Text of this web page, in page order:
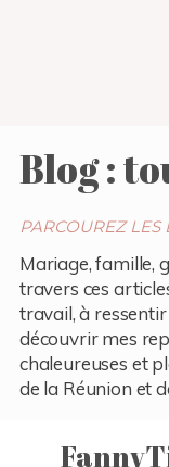
Blog :
PARCOUREZ LES
Mariage, famille,
travers ces
travail, à ressentir
découvrir mes
chaleureuses et
de la Réunion et